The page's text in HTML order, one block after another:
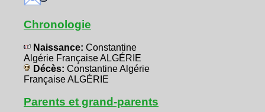
Chronologie
Naissance: Constantine
Algérie Française ALGÉRIE
Décès: Constantine Algérie
Française ALGÉRIE
Parents et grand-parents